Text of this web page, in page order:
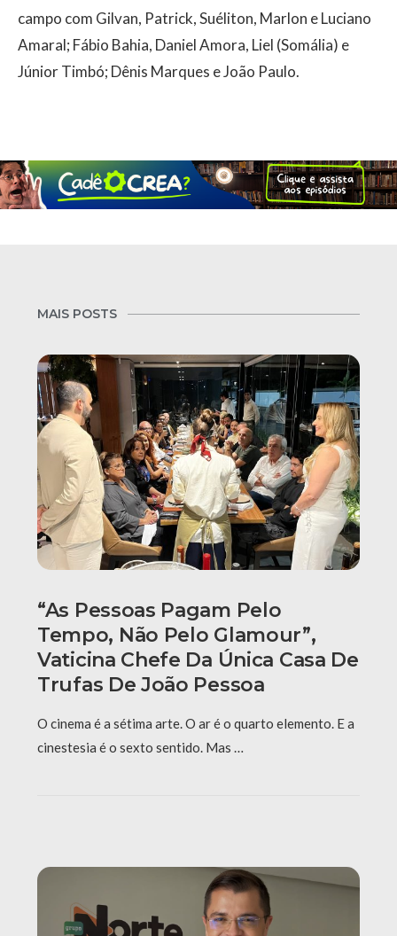
campo com Gilvan, Patrick, Suéliton, Marlon e Luciano
Amaral; Fábio Bahia, Daniel Amora, Liel (Somália) e
Júnior Timbó; Dênis Marques e João Paulo.
MAIS POSTS
“As Pessoas Pagam Pelo
Tempo, Não Pelo Glamour”,
Vaticina Chefe Da Única Casa De
Trufas De João Pessoa
O cinema é a sétima arte. O ar é o quarto elemento. E a
cinestesia é o sexto sentido. Mas …